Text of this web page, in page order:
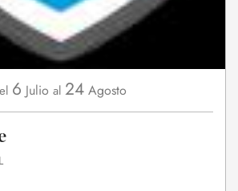
6 Julio al 24 Agosto